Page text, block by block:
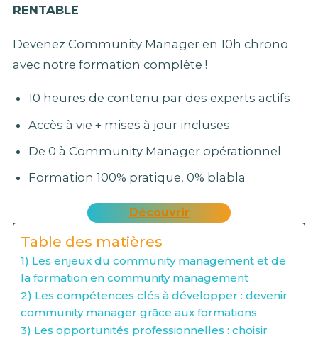
RENTABLE
Devenez Community Manager en 10h chrono
avec notre formation complète !
10 heures de contenu par des experts actifs
Accès à vie + mises à jour incluses
De 0 à Community Manager opérationnel
Formation 100% pratique, 0% blabla
Découvrir
Table des matières
1) Les enjeux du community management et de
la formation en community management
2) Les compétences clés à développer : devenir
community manager grâce aux formations
3) Les opportunités professionnelles : choisir